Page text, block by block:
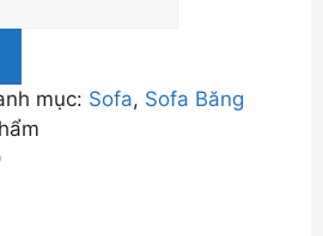
mục: Sofa, Sofa Băng